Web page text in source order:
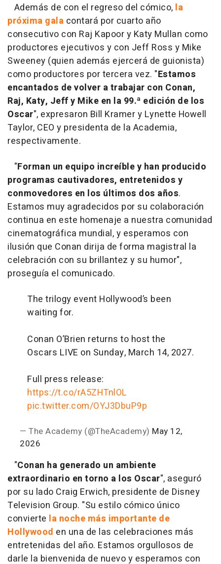
Además de con el regreso del cómico, la
próxima gala contará por cuarto año
consecutivo con Raj Kapoor y Katy Mullan como
productores ejecutivos y con Jeff Ross y Mike
Sweeney (quien además ejercerá de guionista)
como productores por tercera vez. "Estamos
encantados de volver a trabajar con Conan,
Raj, Katy, Jeff y Mike en la 99.ª edición de los
Oscar", expresaron Bill Kramer y Lynette Howell
Taylor, CEO y presidenta de la Academia,
respectivamente.
"Forman un equipo increíble y han producido
programas cautivadores, entretenidos y
conmovedores en los últimos dos años.
Estamos muy agradecidos por su colaboración
continua en este homenaje a nuestra comunidad
cinematográfica mundial, y esperamos con
ilusión que Conan dirija de forma magistral la
celebración con su brillantez y su humor",
proseguía el comunicado.
The trilogy event Hollywood’s been
waiting for.
Conan O’Brien returns to host the
Oscars LIVE on Sunday, March 14, 2027.
Full press release:
https://t.co/rA5ZHTnlOL
pic.twitter.com/OYJ3DbuP9p
— The Academy (@TheAcademy) May 12,
2026
"Conan ha generado un ambiente
extraordinario en torno a los Oscar", aseguró
por su lado Craig Erwich, presidente de Disney
Television Group. "Su estilo cómico único
convierte la noche más importante de
Hollywood en una de las celebraciones más
entretenidas del año. Estamos orgullosos de
darle la bienvenida de nuevo y esperamos con